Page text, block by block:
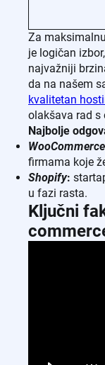
Za
je logičan
najvažniji
da na našem
kvalitetan
olakšava rad
Najbolje
WooCommerce
firmama koje
Shopify:
u fazi rasta.
Ključni